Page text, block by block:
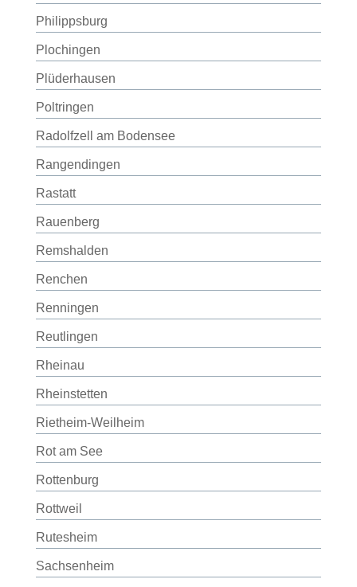
Philippsburg
Plochingen
Plüderhausen
Poltringen
Radolfzell am Bodensee
Rangendingen
Rastatt
Rauenberg
Remshalden
Renchen
Renningen
Reutlingen
Rheinau
Rheinstetten
Rietheim-Weilheim
Rot am See
Rottenburg
Rottweil
Rutesheim
Sachsenheim